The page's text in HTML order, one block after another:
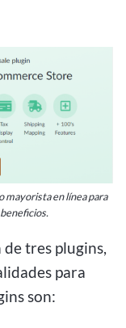
en línea para
tres plugins,
para
son: